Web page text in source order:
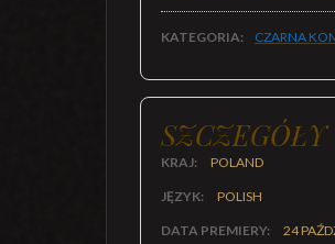
KATEGORIA: CZARNA
SZCZEGÓŁY
KRAJ: POLAND
JĘZYK: POLISH
DATA PREMIERY: 24